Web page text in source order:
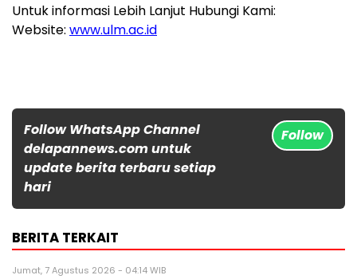
Untuk informasi Lebih Lanjut Hubungi Kami:
Website: www.ulm.ac.id
Follow WhatsApp Channel
delapannews.com untuk
update berita terbaru setiap
hari
Follow
BERITA TERKAIT
Jumat, 7 Agustus 2026 - 04:14 WIB